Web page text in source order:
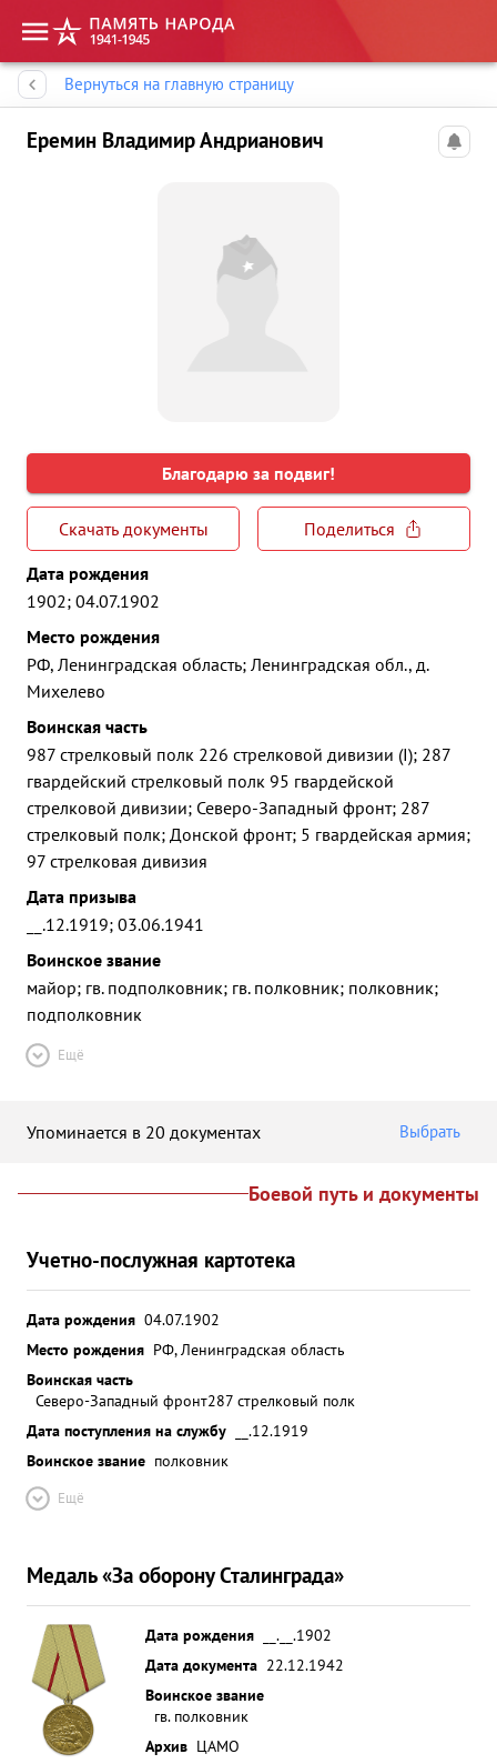
Вернуться на главную страницу
Еремин Владимир Андрианович
Благодарю за подвиг!
Скачать документы
Поделиться
Дата рождения
1902; 04.07.1902
Место рождения
РФ, Ленинградская область; Ленинградская обл., д.
Михелево
Воинская часть
987 стрелковый полк 226 стрелковой дивизии (I); 287
гвардейский стрелковый полк 95 гвардейской
стрелковой дивизии; Северо-Западный фронт; 287
стрелковый полк; Донской фронт; 5 гвардейская армия;
97 стрелковая дивизия
Дата призыва
__.12.1919; 03.06.1941
Воинское звание
майор; гв. подполковник; гв. полковник; полковник;
подполковник
Ещё
Упоминается в 20 документах Выбрать
Боевой путь и документы
Учетно-послужная картотека
Дата рождения 04.07.1902
Место рождения РФ, Ленинградская область
Воинская часть
Северо-Западный фронт287 стрелковый полк
Дата поступления на службу
__.12.1919
Воинское звание полковник
Ещё
Медаль «За оборону Сталинграда»
Дата рождения
__.__.1902
Дата документа 22.12.1942
Воинское звание
гв. полковник
Архив ЦАМО
Память народа